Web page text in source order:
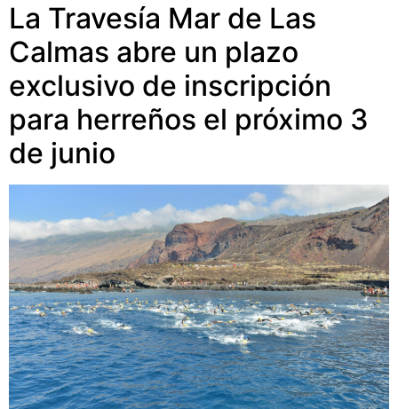
La Travesía Mar de Las
Calmas abre un plazo
exclusivo de inscripción
para herreños el próximo 3
de junio